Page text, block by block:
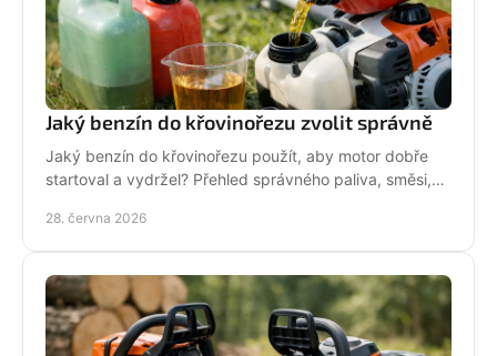
Jaký benzín do křovinořezu zvolit správně
Jaký benzín do křovinořezu použít, aby motor dobře
startoval a vydržel? Přehled správného paliva, směsi,
28. června 2026